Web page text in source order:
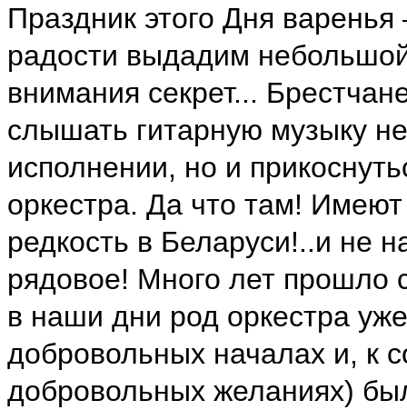
Праздник этого Дня
радости выдадим
внимания секрет...
слышать гитарную музыку
исполнении, но и
оркестра. Да что там!
редкость в Беларуси!..и не
рядовое! Много лет прошло
в наши дни род оркестра
добровольных началах и, к
добровольных желаниях)